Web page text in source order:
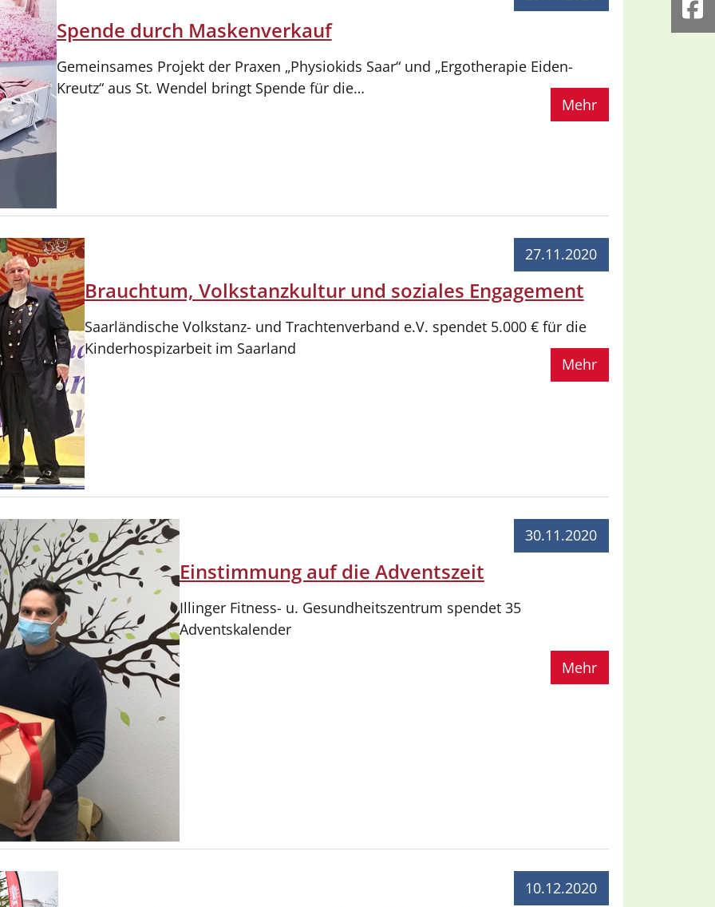
Spende durch Maskenverkauf
Gemeinsames Projekt der Praxen „Physiokids Saar“ und „Ergotherapie Eiden-
Kreutz“ aus St. Wendel bringt Spende für die…
Mehr
27.11.2020
Brauchtum, Volkstanzkultur und soziales Engagement
Saarländische Volkstanz- und Trachtenverband e.V. spendet 5.000 € für die
Kinderhospizarbeit im Saarland
Mehr
30.11.2020
Einstimmung auf die Adventszeit
Illinger Fitness- u. Gesundheitszentrum spendet 35
Adventskalender
Mehr
10.12.2020